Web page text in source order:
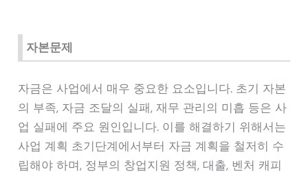
자본문제
자금은 사업에서 매우 중요한 요소입니다. 초기 자본
의 부족, 자금 조달의 실패, 재무 관리의 미흡 등은 사
업 실패에 주요 원인입니다. 이를 해결하기 위해서는
사업 계획 초기단계에서부터 자금 계획을 철저히 수
립해야 하며, 정부의 창업지원 정책, 대출, 벤처 캐피